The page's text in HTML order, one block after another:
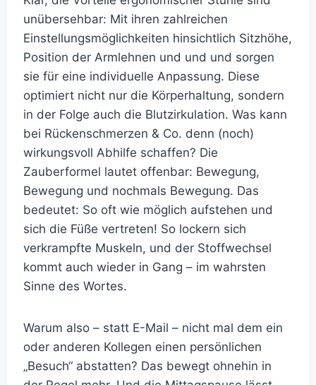
unübersehbar: Mit ihren zahlreichen
Einstellungsmöglichkeiten hinsichtlich Sitzhöhe,
Position der Armlehnen und und und sorgen
sie für eine individuelle Anpassung. Diese
optimiert nicht nur die Körperhaltung, sondern
in der Folge auch die Blutzirkulation. Was kann
bei Rückenschmerzen & Co. denn (noch)
wirkungsvoll Abhilfe schaffen? Die
Zauberformel lautet offenbar: Bewegung,
Bewegung und nochmals Bewegung. Das
bedeutet: So oft wie möglich aufstehen und
sich die Füße vertreten! So lockern sich
verkrampfte Muskeln, und der Stoffwechsel
kommt auch wieder in Gang – im wahrsten
Sinne des Wortes.
Warum also – statt E-Mail – nicht mal dem ein
oder anderen Kollegen einen persönlichen
„Besuch“ abstatten? Das bewegt ohnehin in